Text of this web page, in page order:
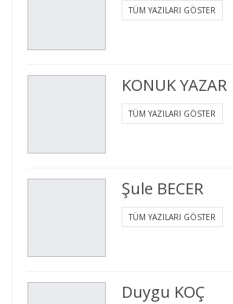
TÜM YAZILARI GÖSTER
KONUK YAZAR
TÜM YAZILARI GÖSTER
Şule BECER
TÜM YAZILARI GÖSTER
Duygu KOÇ